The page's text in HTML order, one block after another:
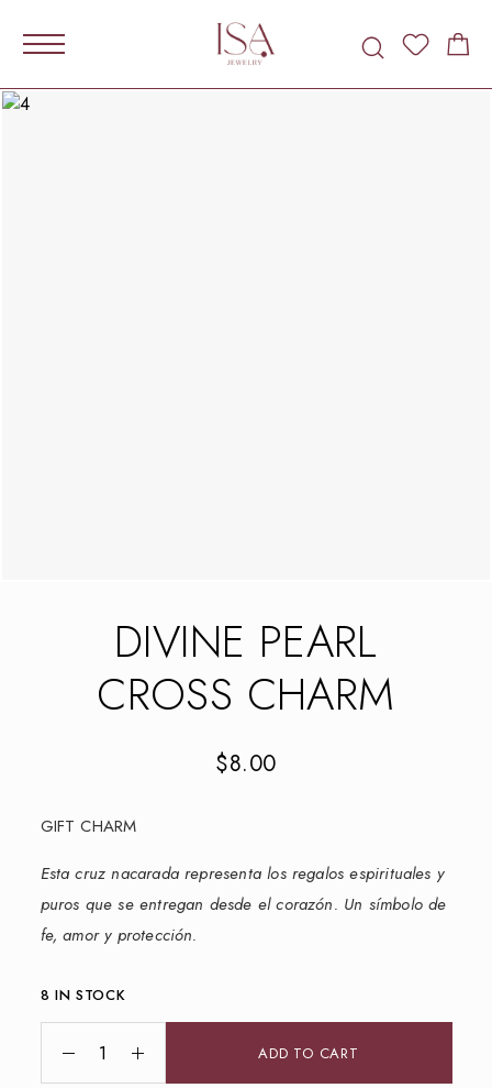
DIVINE PEARL
CROSS CHARM
$8.00
GIFT CHARM
Esta cruz nacarada representa los regalos espirituales y
puros que se entregan desde el corazón. Un símbolo de
fe, amor y protección.
8 IN STOCK
ADD TO CART